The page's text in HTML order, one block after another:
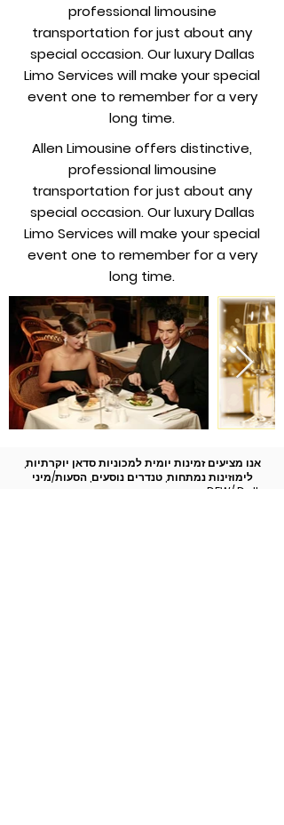
professional limousine
transportation for just about any
special occasion. Our luxury Dallas
Limo Services will make your special
event one to remember for a very
long time.
Allen Limousine offers distinctive,
professional limousine
transportation for just about any
special occasion. Our luxury Dallas
Limo Services will make your special
event one to remember for a very
long time.
אנו מציעים זמינות יומית למכוניות סדאן יוקרתיות,
לימוזינות נמתחות, טנדרים נוסעים, הסעות/מיני